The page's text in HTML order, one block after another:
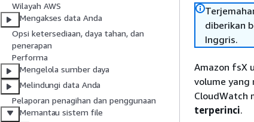
Wilayah AWS
Mengakses data Anda
Opsi ketersediaan, daya tahan, dan
penerapan
Performa
Mengelola sumber daya
Melindungi data Anda
Pelaporan penagihan dan penggunaan
Memantau sistem file
diberikan
Inggris.
Amazon fsX
volume yang
CloudWatch
terperinci.